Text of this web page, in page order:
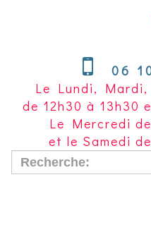
06
Le Lundi, Mardi,
de 12h30 à 13h30
Le Mercredi
et le Samedi